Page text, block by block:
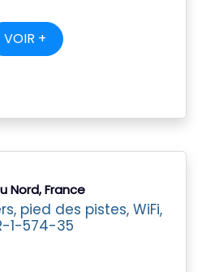
VOIR +
Nord, France
pied des pistes, WiFi,
1-574-35